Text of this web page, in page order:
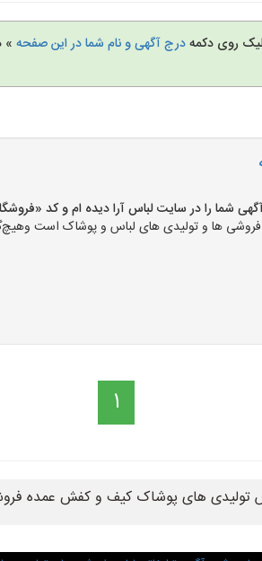
روی دکمهدرج آگهی و نام شما در این صفحه »
در سایت لباس آرا دیده ام و کد «فروشگاه-201» را اعلام
ها و تولیدی های لباس و پوشاک است
1
تولیدی های پوشاک کیف و کفش عمده